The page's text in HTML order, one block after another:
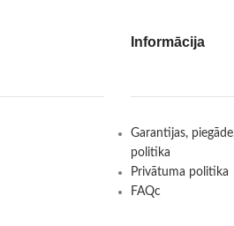
Informācija
Garantijas,
politika
Privātuma politika
FAQc